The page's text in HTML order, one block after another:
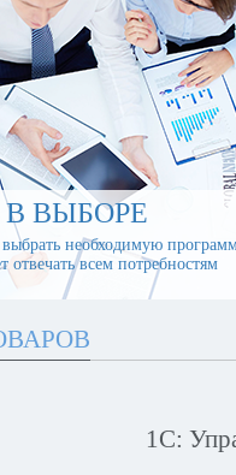
ВЫБОРЕ
необходимую
отвечать всем потребностям
1С: